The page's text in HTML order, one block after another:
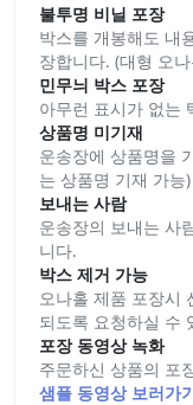
불투명 비닐 포장
박스를 개봉해도 내
장합니다. (대형 오
민무늬 박스 포장
아무런 표시가 없는
상품명 미기재
운송장에 상품명을
는 상품명 기재 가능)
보내는 사람
운송장의 보내는 사
니다.
박스 제거 가능
오나홀 제품 포장시
되도록 요청하실 수
포장 동영상 녹화
주문하신 상품의 포
샘플 동영상 보러가